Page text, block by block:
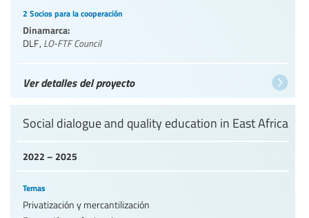
2 Socios para la cooperación
Dinamarca:
DLF, LO-FTF Council
Ver detalles del proyecto
2022 – 2025
Social dialogue and quality education in East Africa
Temas
Privatización y mercantilización